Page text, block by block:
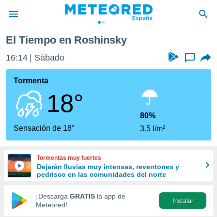
de
por
se
calidad.
a este
las
y
forma
digital
basada
El Tiempo en Roshinsky
16:14 Sábado ...
Tormenta
18°
Sensación de 18°
80%
3.5 l/m²
Tormentas muy fuertes
Dejarán lluvias muy intensas, reventones y
pedrisco en las comunidades del norte
¡Descarga GRATIS la app de
Meteored!
Instalar